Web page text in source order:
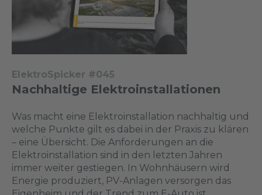
ElektroSpicker #045
Nachhaltige Elektroinstallationen
Was macht eine Elektroinstallation nachhaltig und
welche Punkte gilt es dabei in der Praxis zu klären
– eine Übersicht. Die Anforderungen an die
Elektroinstallation sind in den letzten Jahren
immer weiter gestiegen. In Wohnhäusern wird
Energie produziert, PV-Anlagen versorgen das